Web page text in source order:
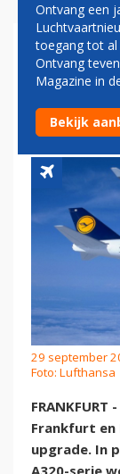
747-
29 september
Foto: Lufthansa
Frankfurt en
upgrade. In
Ontvang een
toegang tot al
Ontvang
Magazine in
Bekijk